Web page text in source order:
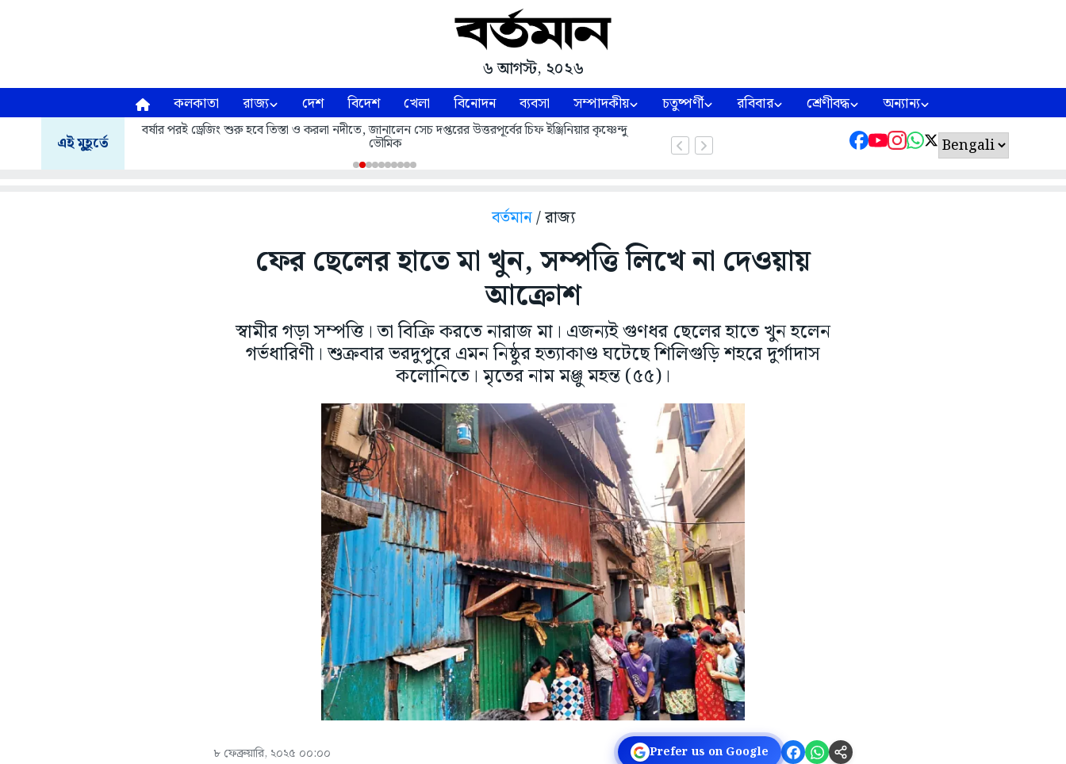
৬ আগস্ট, ২০২৬
কলকাতা রাজ্য দেশ বিদেশ খেলা বিনোদন ব্যবসা সম্পাদকীয় চতুষ্পর্ণী রবিবার শ্রেণীবদ্ধ অন্যান্য
এই মুহূর্তে
বর্ষার পরই ড্রেজিং শুরু হবে তিস্তা ও করলা নদীতে, জানালেন সেচ দপ্তরের উত্তরপূর্বের চিফ ইঞ্জিনিয়ার কৃষ্ণেন্দু
ভৌমিক
বর্তমান/ রাজ্য
ফের ছেলের হাতে মা খুন, সম্পত্তি লিখে না দেওয়ায়
আক্রোশ
স্বামীর গড়া সম্পত্তি। তা বিক্রি করতে নারাজ মা। এজন্যই গুণধর ছেলের হাতে খুন হলেন
গর্ভধারিণী। শুক্রবার ভরদুপুরে এমন নিষ্ঠুর হত্যাকাণ্ড ঘটেছে শিলিগুড়ি শহরে দুর্গাদাস
কলোনিতে। মৃতের নাম মঞ্জু মহন্ত (৫৫)।
৮ ফেব্রুয়ারি, ২০২৫ ০০:০০ Prefer us on Google